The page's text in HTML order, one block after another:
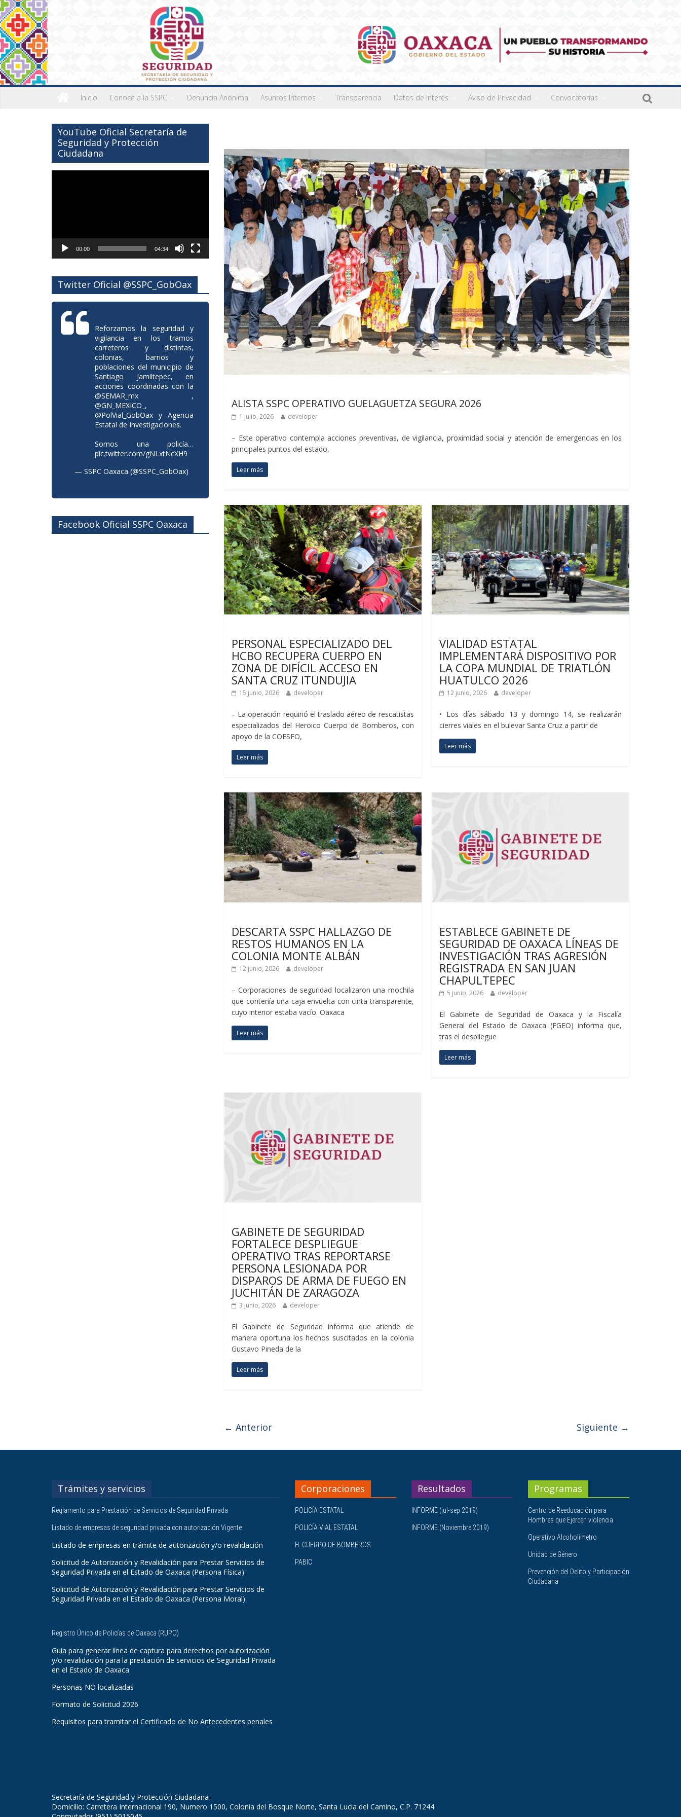
Inicio Conoce a la SSPC Denuncia Anónima Asuntos Internos Transparencia Datos de Interés Aviso de Privacidad Convocatorias
ALISTA SSPC OPERATIVO GUELAGUETZA SEGURA 2026
1 julio, 2026 developer
– Este operativo contempla acciones preventivas, de vigilancia, proximidad social y atención de emergencias en los
principales puntos del estado,
Leer más
PERSONAL ESPECIALIZADO DEL
HCBO RECUPERA CUERPO EN
ZONA DE DIFÍCIL ACCESO EN
SANTA CRUZ ITUNDUJIA
15 junio, 2026 developer
– La operación requirió el traslado aéreo de rescatistas
especializados del Heroico Cuerpo de Bomberos, con
apoyo de la COESFO,
Leer más
VIALIDAD ESTATAL
IMPLEMENTARÁ DISPOSITIVO POR
LA COPA MUNDIAL DE TRIATLÓN
HUATULCO 2026
12 junio, 2026 developer
• Los días sábado 13 y domingo 14, se realizarán
cierres viales en el bulevar Santa Cruz a partir de
Leer más
DESCARTA SSPC HALLAZGO DE
RESTOS HUMANOS EN LA
COLONIA MONTE ALBÁN
12 junio, 2026 developer
– Corporaciones de seguridad localizaron una mochila
que contenía una caja envuelta con cinta transparente,
cuyo interior estaba vacío. Oaxaca
Leer más
ESTABLECE GABINETE DE
SEGURIDAD DE OAXACA LÍNEAS DE
INVESTIGACIÓN TRAS AGRESIÓN
REGISTRADA EN SAN JUAN
CHAPULTEPEC
5 junio, 2026 developer
El Gabinete de Seguridad de Oaxaca y la Fiscalía
General del Estado de Oaxaca (FGEO) informa que,
tras el despliegue
Leer más
GABINETE DE SEGURIDAD
FORTALECE DESPLIEGUE
OPERATIVO TRAS REPORTARSE
PERSONA LESIONADA POR
DISPAROS DE ARMA DE FUEGO EN
JUCHITÁN DE ZARAGOZA
3 junio, 2026 developer
El Gabinete de Seguridad informa que atiende de
manera oportuna los hechos suscitados en la colonia
Gustavo Pineda de la
Leer más
← Anterior Siguiente →
YouTube Oficial Secretaría de
Seguridad y Protección
Ciudadana
00:00 04:34
Twitter Oficial @SSPC_GobOax
Reforzamos la seguridad y
vigilancia en los tramos
carreteros y distintas,
colonias, barrios y
poblaciones del municipio de
Santiago Jamiltepec, en
acciones coordinadas con la
@SEMAR_mx ,
@GN_MEXICO_ ,
@PolVial_GobOax y Agencia
Estatal de Investigaciones.
Somos una policía…
pic.twitter.com/gNLxtNcXH9
— SSPC Oaxaca (@SSPC_GobOax)
Facebook Oficial SSPC Oaxaca
Trámites y servicios
Reglamento para Prestación de Servicios de Seguridad Privada
Listado de empresas de seguridad privada con autorización Vigente
Listado de empresas en trámite de autorización y/o revalidación
Solicitud de Autorización y Revalidación para Prestar Servicios de
Seguridad Privada en el Estado de Oaxaca (Persona Física)
Solicitud de Autorización y Revalidación para Prestar Servicios de
Seguridad Privada en el Estado de Oaxaca (Persona Moral)
Registro Único de Policías de Oaxaca (RUPO)
Guía para generar línea de captura para derechos por autorización
y/o revalidación para la prestación de servicios de Seguridad Privada
en el Estado de Oaxaca
Personas NO localizadas
Formato de Solicitud 2026
Requisitos para tramitar el Certificado de No Antecedentes penales
Corporaciones
POLICÍA ESTATAL
POLICÍA VIAL ESTATAL
H. CUERPO DE BOMBEROS
PABIC
Resultados
INFORME (jul-sep 2019)
INFORME (Noviembre 2019)
Programas
Centro de Reeducación para
Hombres que Ejercen violencia
Operativo Alcoholimetro
Unidad de Género
Prevención del Delito y Participación
Ciudadana
Secretaría de Seguridad y Protección Ciudadana
Domicilio: Carretera Internacional 190, Numero 1500, Colonia del Bosque Norte, Santa Lucia del Camino, C.P. 71244